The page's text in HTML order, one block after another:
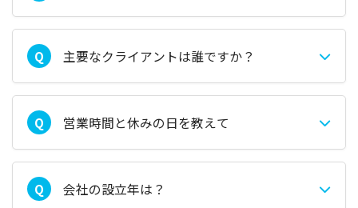
Q 主要なクライアントは誰ですか？
Q 営業時間と休みの日を教えて
Q 会社の設立年は？